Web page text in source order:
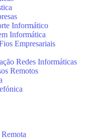
Informático
Informática
Empresariais
Redes Informáticas
Remotos